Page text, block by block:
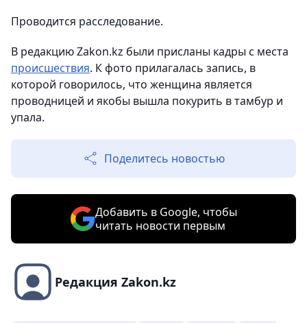
Проводится расследование.
В редакцию Zakon.kz были присланы кадры с места
происшествия. К фото прилагалась запись, в
которой говорилось, что женщина является
проводницей и якобы вышла покурить в тамбур и
упала.
Поделитесь новостью
Добавить в Google, чтобы
читать новости первым
Редакция Zakon.kz